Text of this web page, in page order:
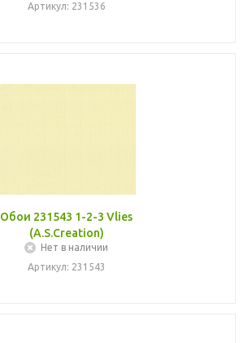
Артикул: 231536
Обои 231543 1-2-3 Vlies
(A.S.Creation)
Нет в наличии
Артикул: 231543